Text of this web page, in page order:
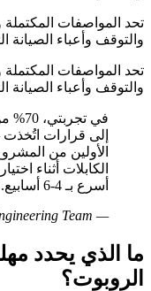
تحد المواصفات
والتوقف وأعباء الصيانة
تحد المواصفات
والتوقف وأعباء الصيانة
في
إلى قرارات
الأولين من
الكابلات أثناء
أسرع بـ 4-6 أسابيع.
—
Team
ما الذي يحدد
الروبوت؟